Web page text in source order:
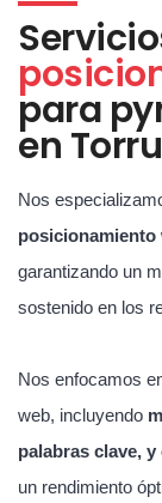
para
en
Nos
posicionamiento
garantizando un
sostenido en los
Nos enfocamos
web, incluyendo
palabras clave,
un rendimiento